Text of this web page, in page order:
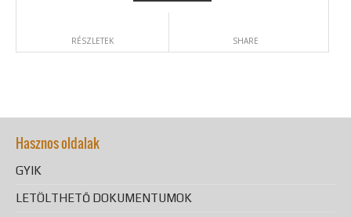
RÉSZLETEK SHARE
Hasznos oldalak
GYIK
LETÖLTHETŐ DOKUMENTUMOK